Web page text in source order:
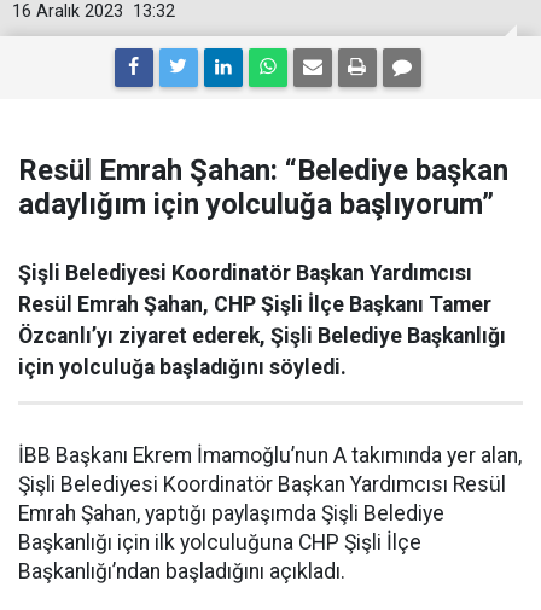
13:32
16 Aralık 2023
Resül Emrah Şahan: “Belediye başkan
adaylığım için yolculuğa başlıyorum”
Şişli Belediyesi Koordinatör Başkan Yardımcısı
Resül Emrah Şahan, CHP Şişli İlçe Başkanı Tamer
Özcanlı’yı ziyaret ederek, Şişli Belediye Başkanlığı
için yolculuğa başladığını söyledi.
İBB Başkanı Ekrem İmamoğlu’nun A takımında yer alan,
Şişli Belediyesi Koordinatör Başkan Yardımcısı Resül
Emrah Şahan, yaptığı paylaşımda Şişli Belediye
Başkanlığı için ilk yolculuğuna CHP Şişli İlçe
Başkanlığı’ndan başladığını açıkladı.